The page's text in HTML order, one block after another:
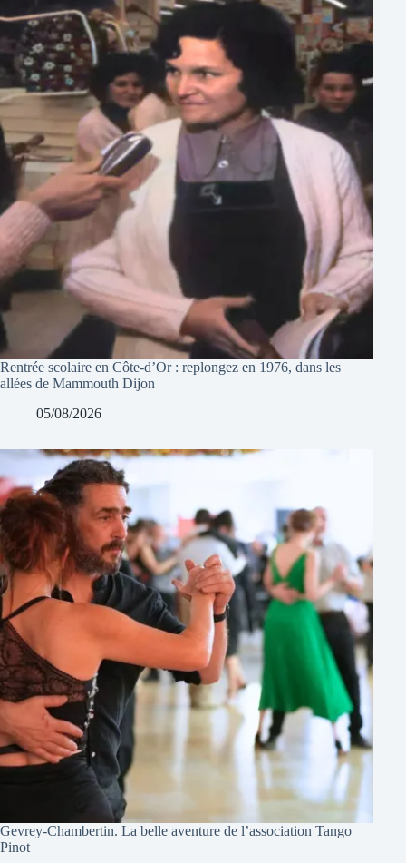
Rentrée scolaire en Côte-d’Or : replongez en 1976, dans les
allées de Mammouth Dijon
05/08/2026
Gevrey-Chambertin. La belle aventure de l’association Tango
Pinot